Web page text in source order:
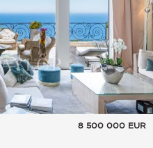
8 500 000 EUR